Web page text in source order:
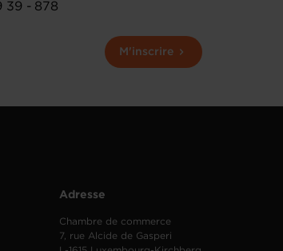
39 - 878
M'inscrire
Adresse
Chambre de commerce
7, rue Alcide de Gasperi